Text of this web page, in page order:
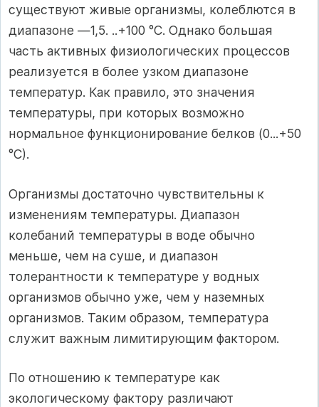
существуют живые организмы, колеблются в
диапазоне —1,5. ..+100 °С. Однако большая
часть активных физиологических процессов
реализуется в более узком диапазоне
температур. Как правило, это значения
температуры, при которых возможно
нормальное функционирование белков (0...+50
°С).
Организмы достаточно чувствительны к
изменениям температуры. Диапазон
колебаний температуры в воде обычно
меньше, чем на суше, и диапазон
толерантности к температуре у водных
организмов обычно уже, чем у наземных
организмов. Таким образом, температура
служит важным лимитирующим фактором.
По отношению к температуре как
экологическому фактору различают